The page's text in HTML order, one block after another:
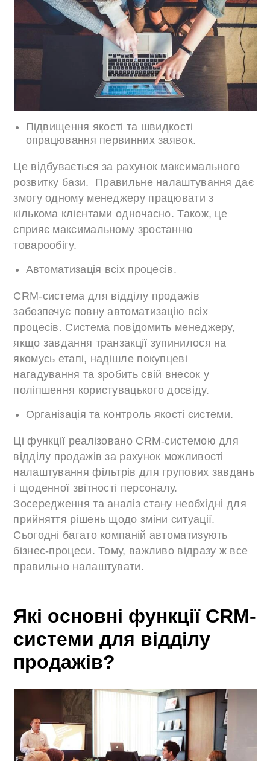
Підвищення якості та швидкості
опрацювання первинних заявок.
Це відбувається за рахунок максимального
розвитку бази. Правильне налаштування дає
змогу одному менеджеру працювати з
кількома клієнтами одночасно. Також, це
сприяє максимальному зростанню
товарообігу.
Автоматизація всіх процесів.
CRM-система для відділу продажів
забезпечує повну автоматизацію всіх
процесів. Система повідомить менеджеру,
якщо завдання транзакції зупинилося на
якомусь етапі, надішле покупцеві
нагадування та зробить свій внесок у
поліпшення користувацького досвіду.
Організація та контроль якості системи.
Ці функції реалізовано CRM-системою для
відділу продажів за рахунок можливості
налаштування фільтрів для групових завдань
і щоденної звітності персоналу.
Зосередження та аналіз стану необхідні для
прийняття рішень щодо зміни ситуації.
Сьогодні багато компаній автоматизують
бізнес-процеси. Тому, важливо відразу ж все
правильно налаштувати.
Які основні функції CRM-
системи для відділу
продажів?